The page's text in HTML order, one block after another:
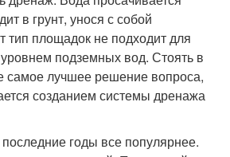
в грунт, унося с собой
тип площадок не подходит для
подземных вод. Стоять в
лучшее решение вопроса,
созданием системы дренажа
годы все популярнее.